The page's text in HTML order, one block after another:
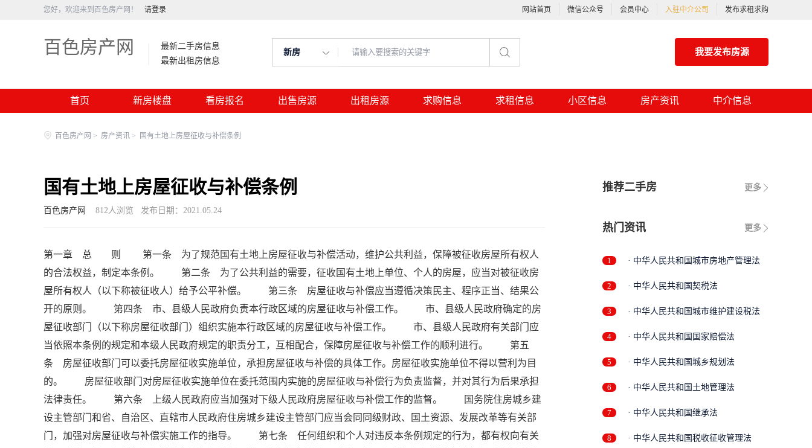
您好，欢迎来到百色房产网！ 请登录 网站首页 微信公众号 会员中心 入驻中介公司 发布求租求购
百色房产网
最新二手房信息
最新出租房信息
新房 我要发布房源
首页 新房楼盘 看房报名 出售房源 出租房源 求购信息 求租信息 小区信息 房产资讯 中介信息
百色房产网 > 房产资讯 > 国有土地上房屋征收与补偿条例
国有土地上房屋征收与补偿条例
百色房产网 812人浏览 发布日期：2021.05.24
第一章 总 则 第一条 为了规范国有土地上房屋征收与补偿活动，维护公共利益，保障被征收房屋所有权人
的合法权益，制定本条例。 第二条 为了公共利益的需要，征收国有土地上单位、个人的房屋，应当对被征收房
屋所有权人（以下称被征收人）给予公平补偿。 第三条 房屋征收与补偿应当遵循决策民主、程序正当、结果公
开的原则。 第四条 市、县级人民政府负责本行政区域的房屋征收与补偿工作。 市、县级人民政府确定的房
屋征收部门（以下称房屋征收部门）组织实施本行政区域的房屋征收与补偿工作。 市、县级人民政府有关部门应
当依照本条例的规定和本级人民政府规定的职责分工，互相配合，保障房屋征收与补偿工作的顺利进行。 第五
条 房屋征收部门可以委托房屋征收实施单位，承担房屋征收与补偿的具体工作。房屋征收实施单位不得以营利为目
的。 房屋征收部门对房屋征收实施单位在委托范围内实施的房屋征收与补偿行为负责监督，并对其行为后果承担
法律责任。 第六条 上级人民政府应当加强对下级人民政府房屋征收与补偿工作的监督。 国务院住房城乡建
设主管部门和省、自治区、直辖市人民政府住房城乡建设主管部门应当会同同级财政、国土资源、发展改革等有关部
门，加强对房屋征收与补偿实施工作的指导。 第七条 任何组织和个人对违反本条例规定的行为，都有权向有关
更多
推荐二手房
更多
热门资讯
1 · 中华人民共和国城市房地产管理法
2 · 中华人民共和国契税法
3 · 中华人民共和国城市维护建设税法
4 · 中华人民共和国国家赔偿法
5 · 中华人民共和国城乡规划法
6 · 中华人民共和国土地管理法
7 · 中华人民共和国继承法
8 · 中华人民共和国税收征收管理法